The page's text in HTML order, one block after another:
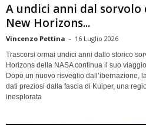
A undici anni dal sorvolo
New Horizons...
Vincenzo Pettina - 16 Luglio 2026
Trascorsi ormai undici anni dallo storico
Horizons della NASA continua il suo
Dopo un nuovo risveglio dall’ibernazione,
dati preziosi dalla fascia di Kuiper, una
inesplorata